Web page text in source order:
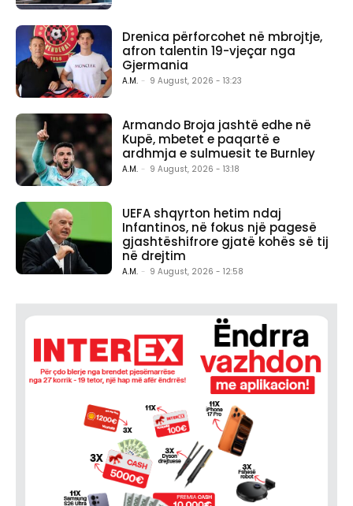
Drenica përforcohet në mbrojtje,
afron talentin 19-vjeçar nga
Gjermania
A.M. - 9 August, 2026 - 13:23
Armando Broja jashtë edhe në
Kupë, mbetet e paqartë e
ardhmja e sulmuesit te Burnley
A.M. - 9 August, 2026 - 13:18
UEFA shqyrton hetim ndaj
Infantinos, në fokus një pagesë
gjashtëshifrore gjatë kohës së tij
në drejtim
A.M. - 9 August, 2026 - 12:58